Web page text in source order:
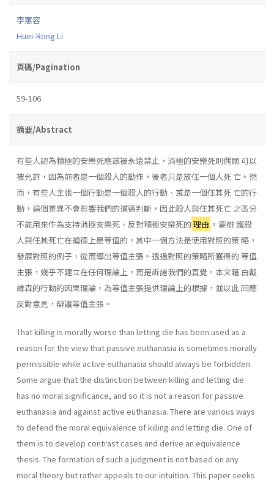
李蕙容
Huei-Rong Li
頁碼/Pagination
59-106
摘要/Abstract
有些人認為積極的安樂死應該被永遠禁止，消極的安樂死則偶爾 可以
被允許，因為前者是一個殺人的動作，後者只是放任一個人死 亡。然
而，有些人主張一個行動是一個殺人的行動、或是一個任其死 亡的行
動，這個差異不會影響我們的道德判斷，因此殺人與任其死亡 之區分
不能用來作為支持消極安樂死、反對積極安樂死的理由 。要辯 護殺
人與任其死亡在道德上是等值的，其中一個方法是使用對照的策 略，
發展對照的例子，從而導出等值主張。透過對照的策略所獲得的 等值
主張，幾乎不建立在任何理論上，而是訴諸我們的直覺。本文藉 由戴
維森的行動的因果理論，為等值主張提供理論上的根據，並以此 回應
反對意見，辯護等值主張。
That killing is morally worse than letting die has been used as a
reason for the view that passive euthanasia is sometimes morally
permissible while active euthanasia should always be forbidden.
Some argue that the distinction between killing and letting die
has no moral significance, and so it is not a reason for passive
euthanasia and against active euthanasia. There are various ways
to defend the moral equivalence of killing and letting die. One of
them is to develop contrast cases and derive an equivalence
thesis. The formation of such a judgment is not based on any
moral theory but rather appeals to our intuition. This paper seeks